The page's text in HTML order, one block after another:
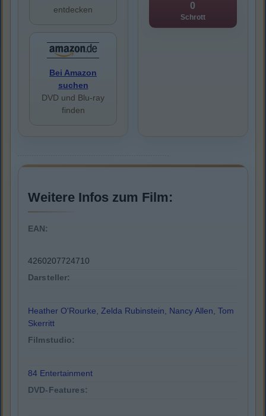
entdecken
Bei Amazon
suchen
DVD und Blu-ray
finden
0
Schrott
Weitere Infos zum Film:
EAN:
4260207724710
Darsteller:
Heather O'Rourke, Zelda Rubinstein, Nancy Allen, Tom
Skerritt
Filmstudio:
84 Entertainment
DVD-Features: